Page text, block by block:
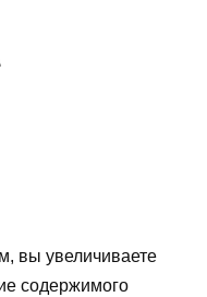
вы увеличиваете
содержимого